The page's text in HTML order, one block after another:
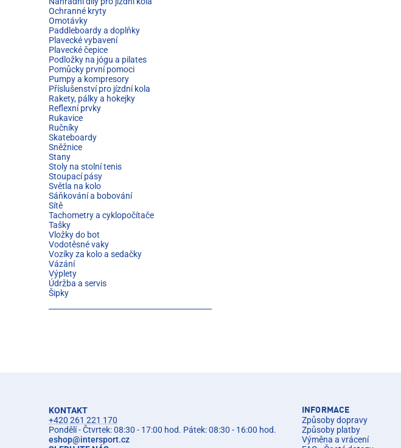
Ochranné kryty
Omotávky
Paddleboardy a doplňky
Plavecké vybavení
Plavecké čepice
Podložky na jógu a pilates
Pomůcky první pomoci
Pumpy a kompresory
Příslušenství pro jízdní kola
Rakety, pálky a hokejky
Reflexní prvky
Rukavice
Ručníky
Skateboardy
Sněžnice
Stany
Stoly na stolní tenis
Stoupací pásy
Světla na kolo
Sáňkování a bobování
Sítě
Tachometry a cyklopočítače
Tašky
Vložky do bot
Vodotěsné vaky
Vozíky za kolo a sedačky
Vázání
Výplety
Údržba a servis
Šipky
KONTAKT
+420 261 221 170
Pondělí - Čtvrtek: 08:30 - 17:00 hod. Pátek: 08:30 - 16:00 hod.
eshop@intersport.cz
INFORMACE
Způsoby dopravy
Způsoby platby
Výměna a vrácení